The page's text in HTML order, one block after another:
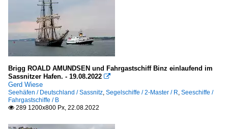
Brigg ROALD AMUNDSEN und Fahrgastschiff Binz einlaufend im
Sassnitzer Hafen. - 19.08.2022 
Gerd Wiese
Seehäfen / Deutschland / Sassnitz, Segelschiffe / 2-Master / R, Seeschiffe /
Fahrgastschiffe / B
 289 1200x800 Px, 22.08.2022